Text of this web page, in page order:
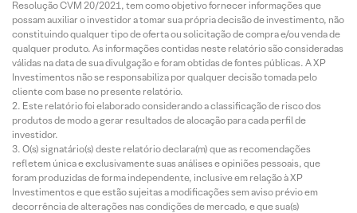
Resolução CVM 20/2021, tem como objetivo fornecer informações que
possam auxiliar o investidor a tomar sua própria decisão de investimento, não
constituindo qualquer tipo de oferta ou solicitação de compra e/ou venda de
qualquer produto. As informações contidas neste relatório são consideradas
válidas na data de sua divulgação e foram obtidas de fontes públicas. A XP
Investimentos não se responsabiliza por qualquer decisão tomada pelo
cliente com base no presente relatório.
Este relatório foi elaborado considerando a classificação de risco dos
produtos de modo a gerar resultados de alocação para cada perfil de
investidor.
O(s) signatário(s) deste relatório declara(m) que as recomendações
refletem única e exclusivamente suas análises e opiniões pessoais, que
foram produzidas de forma independente, inclusive em relação à XP
Investimentos e que estão sujeitas a modificações sem aviso prévio em
decorrência de alterações nas condições de mercado, e que sua(s)